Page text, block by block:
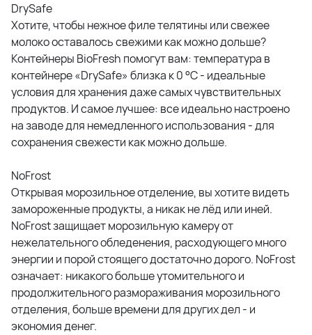
DrySafe
Хотите, чтобы нежное филе телятины или свежее
молоко оставалось свежими как можно дольше?
Контейнеры BioFresh помогут вам: температура в
контейнере «DrySafe» близка к 0 °C - идеальные
условия для хранения даже самых чувствительных
продуктов. И самое лучшее: все идеально настроено
на заводе для немедленного использования - для
сохранения свежести как можно дольше.
NoFrost
Открывая морозильное отделение, вы хотите видеть
замороженные продукты, а никак не лёд или иней.
NoFrost защищает морозильную камеру от
нежелательного обледенения, расходующего много
энергии и порой стоящего достаточно дорого. NoFrost
означает: никакого больше утомительного и
продолжительного размораживания морозильного
отделения, больше времени для других дел - и
экономия денег.